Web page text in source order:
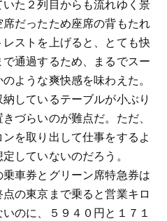
た２列目からも流れゆく景
だったため座席の背もたれ
ストを上げると、とても快
通過するため、まるでスー
ような爽快感を味わえた。
しているテーブルが小ぶり
づらいのが難点だ。ただ、
を取り出して仕事をするよ
していないのだろう。
車券とグリーン席特急券は
の東京まで乗ると営業キロ
のに、５９４０円と１７１